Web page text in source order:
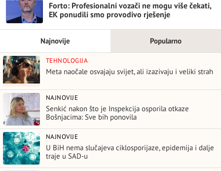
Forto: Profesionalni vozači ne mogu više čekati,
EK ponudili smo provodivo rješenje
Najnovije Popularno
TEHNOLOGIJA
Meta naočale osvajaju svijet, ali izazivaju i veliki strah
NAJNOVIJE
Senkić nakon što je Inspekcija osporila otkaze
Bošnjacima: Sve bih ponovila
NAJNOVIJE
U BiH nema slučajeva ciklosporijaze, epidemija i dalje
traje u SAD-u